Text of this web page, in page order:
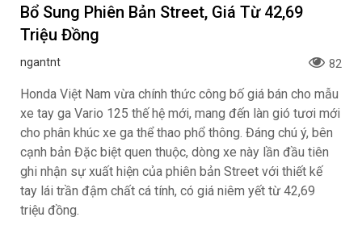
Bổ Sung Phiên Bản Street, Giá Từ 42,69
Triệu Đồng
ngantnt 82
Honda Việt Nam vừa chính thức công bố giá bán cho mẫu
xe tay ga Vario 125 thế hệ mới, mang đến làn gió tươi mới
cho phân khúc xe ga thể thao phổ thông. Đáng chú ý, bên
cạnh bản Đặc biệt quen thuộc, dòng xe này lần đầu tiên
ghi nhận sự xuất hiện của phiên bản Street với thiết kế
tay lái trần đậm chất cá tính, có giá niêm yết từ 42,69
triệu đồng.